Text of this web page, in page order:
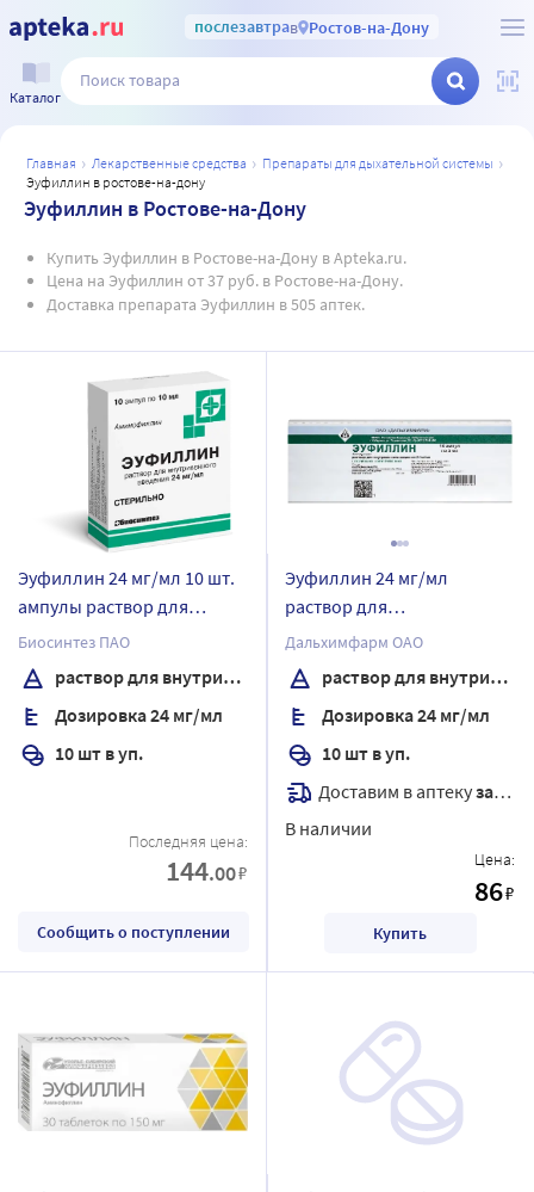
послезавтрав Ростов-на-Дону
Каталог
главная лекарственные средства
препараты для дыхательной системы
эуфиллин в ростове-на-дону
Эуфиллин в Ростове-на-Дону
Купить Эуфиллин в Ростове-на-Дону в Apteka.ru.
Цена на Эуфиллин от 37 руб. в Ростове-на-Дону.
Доставка препарата Эуфиллин в 505 аптек.
Эуфиллин 24 мг/мл 10 шт.
ампулы раствор для
внутривенного введения
10 мл
Биосинтез ПАО
раствор для внутривенного введения
Дозировка 24 мг/мл
10 шт в уп.
Последняя цена:
144.00₽
Сообщить о поступлении
Эуфиллин 24 мг/мл
раствор для
внутривенного введения 5
мл ампулы 10 шт./коробка
Дальхимфарм ОАО
раствор для внутривенного введения
Дозировка 24 мг/мл
10 шт в уп.
Доставим в аптекузавтра
В наличии
Цена:
86₽
Купить